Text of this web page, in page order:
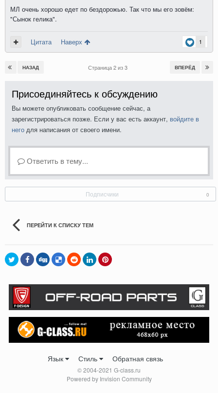
МЛ очень хорошо едет по бездорожью. Так что мы его зовём:
"Сынок гелика".
1
Цитата Наверх
НАЗАД ВПЕРЁД
Страница 2 из 3
Присоединяйтесь к обсуждению
Вы можете опубликовать сообщение сейчас, а
зарегистрироваться позже. Если у вас есть аккаунт, войдите в
него для написания от своего имени.
Ответить в тему...
Подписчики 0
ПЕРЕЙТИ К СПИСКУ ТЕМ
Язык Стиль Обратная связь
© 2004-2021 G-class.ru
Powered by Invision Community